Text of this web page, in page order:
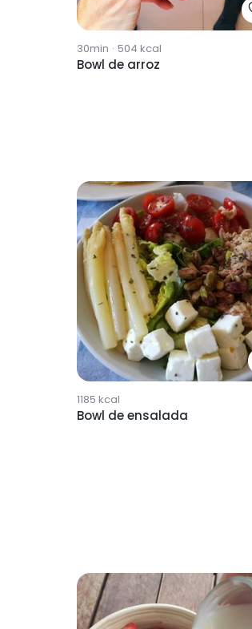
30min · 504 kcal
Bowl de arroz
1185 kcal
Bowl de ensalada